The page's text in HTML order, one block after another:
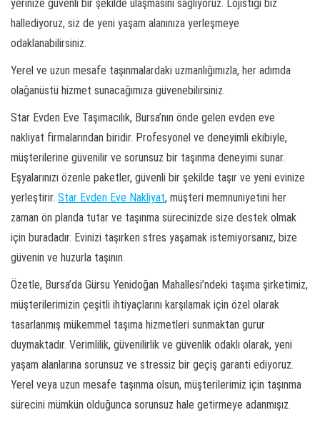
yerinize güvenli bir şekilde ulaşmasını sağlıyoruz. Lojistiği biz
hallediyoruz, siz de yeni yaşam alanınıza yerleşmeye
odaklanabilirsiniz.
Yerel ve uzun mesafe taşınmalardaki uzmanlığımızla, her adımda
olağanüstü hizmet sunacağımıza güvenebilirsiniz.
Star Evden Eve Taşımacılık, Bursa’nın önde gelen evden eve
nakliyat firmalarından biridir. Profesyonel ve deneyimli ekibiyle,
müşterilerine güvenilir ve sorunsuz bir taşınma deneyimi sunar.
Eşyalarınızı özenle paketler, güvenli bir şekilde taşır ve yeni evinize
yerleştirir. Star Evden Eve Nakliyat, müşteri memnuniyetini her
zaman ön planda tutar ve taşınma sürecinizde size destek olmak
için buradadır. Evinizi taşırken stres yaşamak istemiyorsanız, bize
güvenin ve huzurla taşının.
Özetle, Bursa’da Gürsu Yenidoğan Mahallesi’ndeki taşıma şirketimiz,
müşterilerimizin çeşitli ihtiyaçlarını karşılamak için özel olarak
tasarlanmış mükemmel taşıma hizmetleri sunmaktan gurur
duymaktadır. Verimlilik, güvenilirlik ve güvenlik odaklı olarak, yeni
yaşam alanlarına sorunsuz ve stressiz bir geçiş garanti ediyoruz.
Yerel veya uzun mesafe taşınma olsun, müşterilerimiz için taşınma
sürecini mümkün olduğunca sorunsuz hale getirmeye adanmışız.